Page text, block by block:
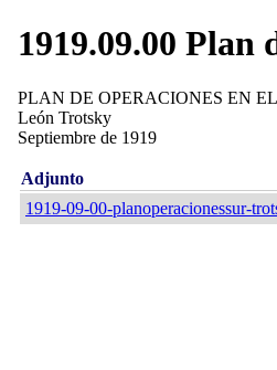
1919.09.00 Plan
PLAN DE OPERACIONES EN
León Trotsky
Septiembre de 1919
Adjunto
1919-09-00-planoperacionessur-